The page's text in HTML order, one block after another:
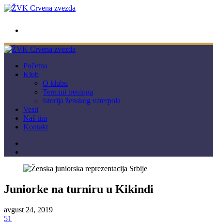
Početna
Klub
O klubu
Termini treninga
Istorija ženskog vaterpola
Vesti
Naš tim
Kontakt
Juniorke na turniru u Kikindi
avgust 24, 2019
51